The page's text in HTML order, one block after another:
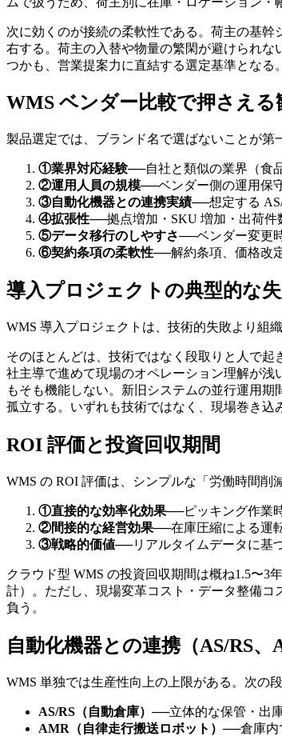
次に効くのが接続の柔軟性である。荷主の基
右する。荷主の入替や物量の繁閑が避けられ
つかも、営業提案力に直結する選定基準となる。
WMS ベンダー比較で押さえる
製品選定では、ブランド名で選ばないことが第
①業界対応経験──自社と類似の業界（食
②運用人員の規模──ベンダー側の運用保
③自動化機器との連携実績──想定する
④拡張性──拠点増加・SKU 増加・出荷件
⑤データ移行のしやすさ──ベンダー変更
⑥契約条項の柔軟性──解約条項、価格改
導入プロジェクトの典型的な
WMS 導入プロジェクトは、技術的失敗より組
そのほとんどは、技術ではなく段取りと人で
社主導で進めて現場のオペレーション理解が
もそも機能しない。新旧システムの並行運用
孤立する。いずれも技術ではなく、現場巻き込
ROI 評価と投資回収期間
WMS の ROI 評価は、シンプルな「労働時間削
①直接的な効率化効果──ピッキング作業
②間接的な経営効果──在庫圧縮による運
③戦略的価値──リアルタイムデータに基
クラウド型 WMS の投資回収期間は概ね1.5〜3
計）。ただし、現場変革コスト・データ整備
負う。
自動化機器との連携（AS/RS、
WMS 単独では生産性向上の上限がある。次の
AS/RS（自動倉庫） ──立体的な保管・出
AMR（自律走行搬送ロボット） ──倉庫内